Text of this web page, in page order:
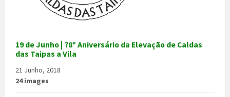
19 de Junho | 78º Aniversário da Elevação de Caldas
das Taipas a Vila
21 Junho, 2018
24 images